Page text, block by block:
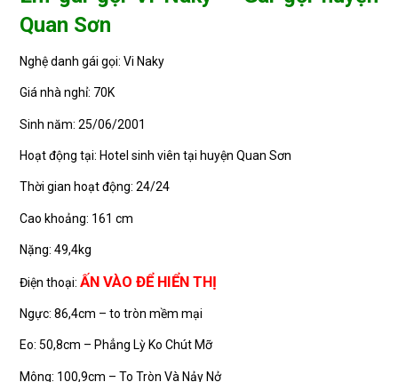
Quan Sơn
Nghệ danh gái gọi: Vi Naky
Giá nhà nghỉ: 70K
Sinh năm: 25/06/2001
Hoạt động tại: Hotel sinh viên tại huyện Quan Sơn
Thời gian hoạt động: 24/24
Cao khoảng: 161 cm
Nặng: 49,4kg
Điện thoại:ẤN VÀO ĐỂ HIỂN THỊ
Ngực: 86,4cm – to tròn mềm mại
Eo: 50,8cm – Phẳng Lỳ Ko Chút Mỡ
Mông: 100,9cm – To Tròn Và Nảy Nở